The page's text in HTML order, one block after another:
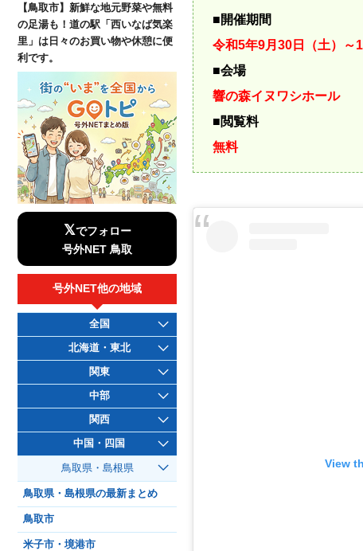
■開催期間
令和5年9月30日（土）～
■会場
響の森イヌワシホール
■閲覧料
無料
View
【鳥取市】新鮮な地元野菜や無料
の足湯も！道の駅「西いなば気楽
里」は日々のお買い物や休憩に便
利です。
𝕏でフォロー
号外NET 鳥取
号外NET他の地域
全国
北海道・東北
関東
中部
関西
中国・四国
鳥取県・島根県
鳥取県・島根県の最新まとめ
鳥取市
米子市・境港市